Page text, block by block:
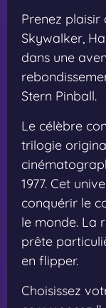
Prenez
Skywalker,
dans une
Stern Pinball.
Le célèbre
trilogie
1977. Cet
conquérir le
le monde. La
prête
en flipper.
Choisissez